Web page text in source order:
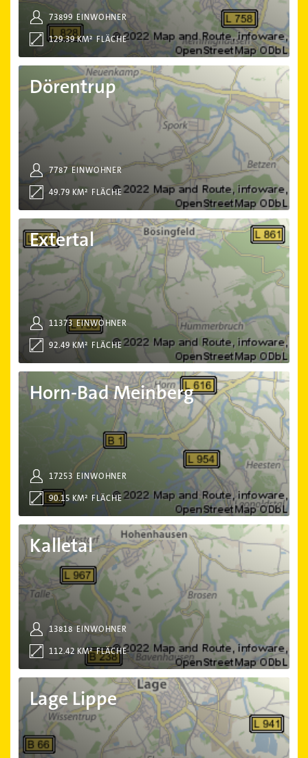
EINWOHNER
73899
FLÄCHE
129.39 KM²
Dörentrup
EINWOHNER
7787
FLÄCHE
49.79 KM²
Dörentrup
Extertal
EINWOHNER
11373
FLÄCHE
92.49 KM²
Extertal
Horn-Bad Meinberg
EINWOHNER
17253
FLÄCHE
90.15 KM²
Horn-Bad Meinberg
Kalletal
EINWOHNER
13818
FLÄCHE
112.42 KM²
Kalletal
Lage Lippe
Lage Lippe